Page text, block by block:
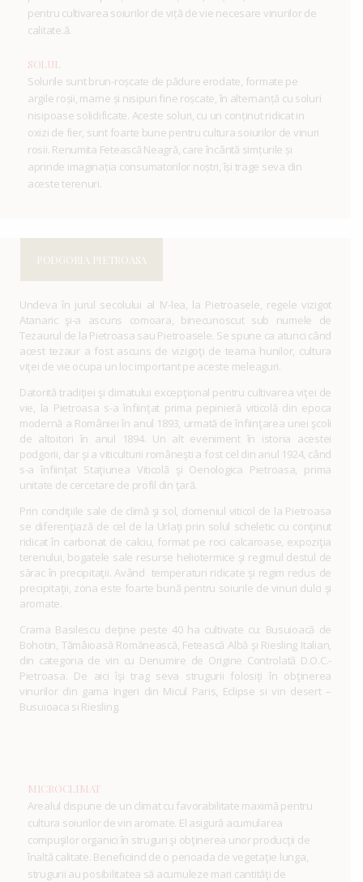
pentru cultivarea soiurilor de viță de vie necesare vinurilor de
calitate.ă.
SOLUL
Solurile sunt brun-roșcate de pădure erodate, formate pe
argile roșii, marne și nisipuri fine roșcate, în alternanță cu soluri
nisipoase solidificate. Aceste soluri, cu un conținut ridicat in
oxizi de fier, sunt foarte bune pentru cultura soiurilor de vinuri
rosii. Renumita Fetească Neagră, care încântă simțurile și
aprinde imaginația consumatorilor noștri, își trage seva din
aceste terenuri.
PODGORIA PIETROASA
Undeva în jurul secolului al IV-lea, la Pietroasele, regele vizigot
Atanaric şi-a ascuns comoara, binecunoscut sub numele de
Tezaurul de la Pietroasa sau Pietroasele. Se spune ca atunci când
acest tezaur a fost ascuns de vizigoţi de teama hunilor, cultura
viţei de vie ocupa un loc important pe aceste meleaguri.
Datorită tradiţiei şi climatului excepţional pentru cultivarea viţei de
vie, la Pietroasa s-a înfiinţat prima pepinieră viticolă din epoca
modernă a României în anul 1893, urmată de înfiinţarea unei şcoli
de altoitori în anul 1894. Un alt eveniment în istoria acestei
podgorii, dar şi a viticulturii româneşti a fost cel din anul 1924, când
s-a înfiinţat Staţiunea Viticolă şi Oenologica Pietroasa, prima
unitate de cercetare de profil din ţară.
Prin condiţiile sale de climă şi sol, domeniul viticol de la Pietroasa
se diferenţiază de cel de la Urlaţi prin solul scheletic cu conţinut
ridicat în carbonat de calciu, format pe roci calcaroase, expoziţia
terenului, bogatele sale resurse heliotermice şi regimul destul de
sărac în precipitaţii. Având temperaturi ridicate şi regim redus de
precipitaţii, zona este foarte bună pentru soiurile de vinuri dulci şi
aromate.
Crama Basilescu deţine peste 40 ha cultivate cu: Busuioacă de
Bohotin, Tămâioasă Romănească, Fetească Albă şi Riesling Italian,
din categoria de vin cu Denumire de Origine Controlată D.O.C.-
Pietroasa. De aici îşi trag seva strugurii folosiţi în obţinerea
vinurilor din gama Ingeri din Micul Paris, Eclipse si vin desert –
Busuioaca si Riesling.
MICROCLIMAT
Arealul dispune de un climat cu favorabilitate maximă pentru
cultura soiurilor de vin aromate. El asigură acumularea
compuşilor organici în struguri şi obţinerea unor producţii de
înaltă calitate. Beneficiind de o perioada de vegetaţie lunga,
strugurii au posibilitatea să acumuleze mari cantităţi de